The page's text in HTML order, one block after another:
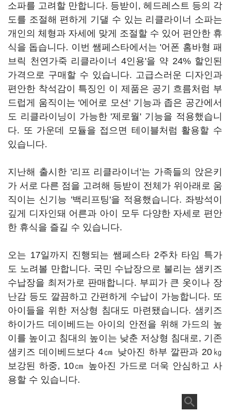
소파를 고려할 만합니다. 등받이, 헤드레스트 등의 각
도를 조절해 편하게 기댈 수 있는 리클라이너 소파는
개인의 체형과 자세에 맞게 조절할 수 있어 편안한 휴
식을 돕습니다. 이번 쌤페스타에서는 '어폰 홈바형 패
브릭 천연가죽 리클라이너 4인용'을 약 24% 할인된
가격으로 구매할 수 있습니다. 고급스러운 디자인과
편안한 착석감이 특징인 이 제품은 공기 흐름처럼 부
드럽게 움직이는 '에어로 모션' 기능과 좁은 공간에서
도 리클라이닝이 가능한 '제로월' 기능을 적용했습니
다. 또 가운데 모듈을 접으면 테이블처럼 활용할 수
있습니다.
지난해 출시한 '리프 리클라이너'는 가족들의 앉은키
가 서로 다른 점을 고려해 등받이 전체가 위아래로 움
직이는 신기능 '백리프팅'을 적용했습니다. 좌방석이
깊게 디자인돼 어른과 아이 모두 다양한 자세로 편안
한 휴식을 즐길 수 있습니다.
오는 17일까지 진행되는 쌤페스타 2주차 타임 특가
도 노려볼 만합니다. 국민 수납장으로 불리는 샘키즈
수납장을 최저가로 판매합니다. 부피가 큰 옷이나 장
난감 등도 깔끔하고 간편하게 수납이 가능합니다. 또
아이들을 위한 저상형 침대도 마련됐습니다. 샘키즈
하이가드 데이베드는 아이의 안전을 위해 가드의 높
이를 높이고 침대의 높이는 낮춘 저상형 침대로, 기존
샘키즈 데이베드보다 4㎝ 낮아진 하부 깔판과 20㎏
보강된 하중, 10㎝ 높아진 가드로 더욱 안심하고 사
용할 수 있습니다.